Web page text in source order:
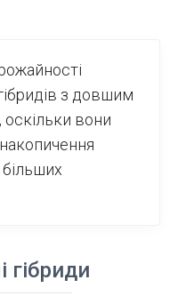
з довшим
оскільки вони
гібриди